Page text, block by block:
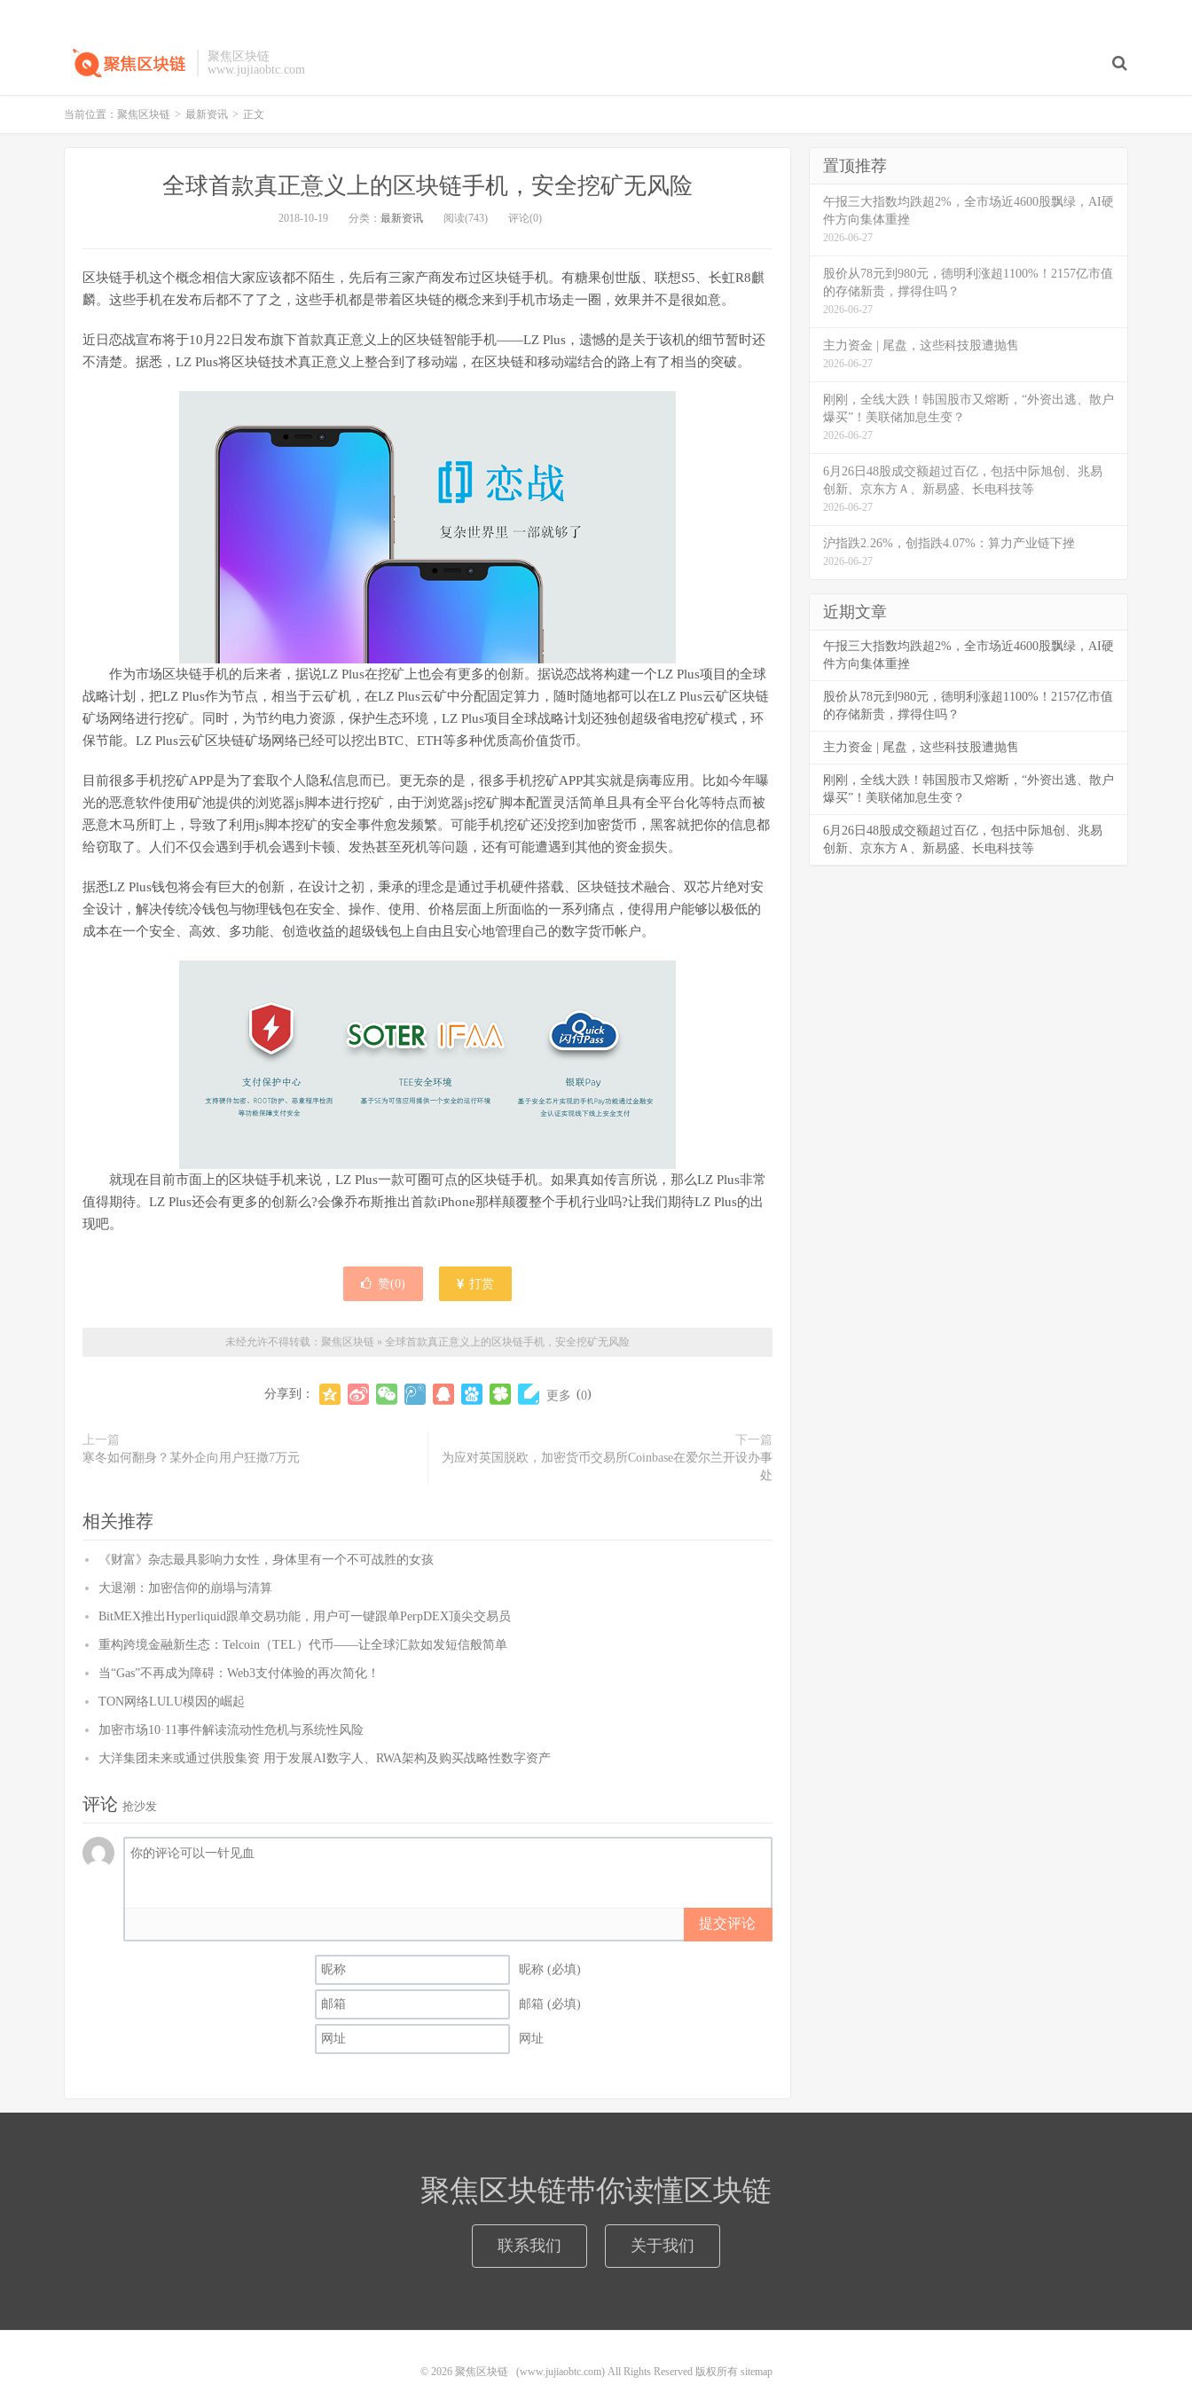
聚焦区块链
www.jujiaobtc.com
当前位置： 聚焦区块链 > 最新资讯 > 正文
全球首款真正意义上的区块链手机，安全挖矿无风险
2018-10-19 分类： 最新资讯 阅读(743) 评论(0)
区块链手机这个概念相信大家应该都不陌生，先后有三家产商发布过区块链手机。有糖果创世版、联想S5、长虹R8麒
麟。这些手机在发布后都不了了之，这些手机都是带着区块链的概念来到手机市场走一圈，效果并不是很如意。
近日恋战宣布将于10月22日发布旗下首款真正意义上的区块链智能手机——LZ Plus，遗憾的是关于该机的细节暂时还
不清楚。据悉，LZ Plus将区块链技术真正意义上整合到了移动端，在区块链和移动端结合的路上有了相当的突破。
作为市场区块链手机的后来者，据说LZ Plus在挖矿上也会有更多的创新。据说恋战将构建一个LZ Plus项目的全球
战略计划，把LZ Plus作为节点，相当于云矿机，在LZ Plus云矿中分配固定算力，随时随地都可以在LZ Plus云矿区块链
矿场网络进行挖矿。同时，为节约电力资源，保护生态环境，LZ Plus项目全球战略计划还独创超级省电挖矿模式，环
保节能。LZ Plus云矿区块链矿场网络已经可以挖出BTC、ETH等多种优质高价值货币。
目前很多手机挖矿APP是为了套取个人隐私信息而已。更无奈的是，很多手机挖矿APP其实就是病毒应用。比如今年曝
光的恶意软件使用矿池提供的浏览器js脚本进行挖矿，由于浏览器js挖矿脚本配置灵活简单且具有全平台化等特点而被
恶意木马所盯上，导致了利用js脚本挖矿的安全事件愈发频繁。可能手机挖矿还没挖到加密货币，黑客就把你的信息都
给窃取了。人们不仅会遇到手机会遇到卡顿、发热甚至死机等问题，还有可能遭遇到其他的资金损失。
据悉LZ Plus钱包将会有巨大的创新，在设计之初，秉承的理念是通过手机硬件搭载、区块链技术融合、双芯片绝对安
全设计，解决传统冷钱包与物理钱包在安全、操作、使用、价格层面上所面临的一系列痛点，使得用户能够以极低的
成本在一个安全、高效、多功能、创造收益的超级钱包上自由且安心地管理自己的数字货币帐户。
就现在目前市面上的区块链手机来说，LZ Plus一款可圈可点的区块链手机。如果真如传言所说，那么LZ Plus非常
值得期待。LZ Plus还会有更多的创新么?会像乔布斯推出首款iPhone那样颠覆整个手机行业吗?让我们期待LZ Plus的出
现吧。
赞(0) 打赏
未经允许不得转载： 聚焦区块链 » 全球首款真正意义上的区块链手机，安全挖矿无风险
分享到： 更多 (0)
上一篇
寒冬如何翻身？某外企向用户狂撒7万元
下一篇
为应对英国脱欧，加密货币交易所Coinbase在爱尔兰开设办事
处
相关推荐
《财富》杂志最具影响力女性，身体里有一个不可战胜的女孩
大退潮：加密信仰的崩塌与清算
BitMEX推出Hyperliquid跟单交易功能，用户可一键跟单PerpDEX顶尖交易员
重构跨境金融新生态：Telcoin（TEL）代币——让全球汇款如发短信般简单
当“Gas”不再成为障碍：Web3支付体验的再次简化！
TON网络LULU模因的崛起
加密市场10·11事件解读流动性危机与系统性风险
大洋集团未来或通过供股集资 用于发展AI数字人、RWA架构及购买战略性数字资产
评论 抢沙发
提交评论
昵称 (必填)
邮箱 (必填)
网址
置顶推荐
午报三大指数均跌超2%，全市场近4600股飘绿，AI硬
件方向集体重挫
2026-06-27
股价从78元到980元，德明利涨超1100%！2157亿市值
的存储新贵，撑得住吗？
2026-06-27
主力资金 | 尾盘，这些科技股遭抛售
2026-06-27
刚刚，全线大跌！韩国股市又熔断，“外资出逃、散户
爆买”！美联储加息生变？
2026-06-27
6月26日48股成交额超过百亿，包括中际旭创、兆易
创新、京东方Ａ、新易盛、长电科技等
2026-06-27
沪指跌2.26%，创指跌4.07%：算力产业链下挫
2026-06-27
近期文章
午报三大指数均跌超2%，全市场近4600股飘绿，AI硬
件方向集体重挫
股价从78元到980元，德明利涨超1100%！2157亿市值
的存储新贵，撑得住吗？
主力资金 | 尾盘，这些科技股遭抛售
刚刚，全线大跌！韩国股市又熔断，“外资出逃、散户
爆买”！美联储加息生变？
6月26日48股成交额超过百亿，包括中际旭创、兆易
创新、京东方Ａ、新易盛、长电科技等
聚焦区块链带你读懂区块链
联系我们 关于我们
© 2026 聚焦区块链(www.jujiaobtc.com) All Rights Reserved 版权所有 sitemap